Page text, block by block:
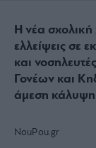
Η νέα σχολική
ελλείψεις σε
και
Γονέων και
άμεση
NouPou.gr